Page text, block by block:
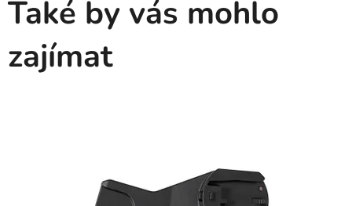
Také by vás mohlo
zajímat